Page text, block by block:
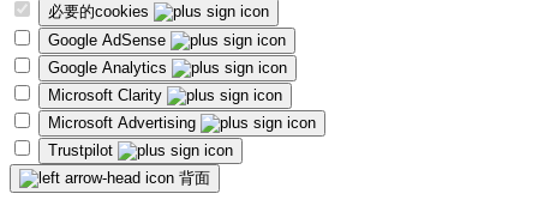
必要的cookies
Google AdSense
Google Analytics
Microsoft Clarity
Microsoft Advertising
Trustpilot
背面